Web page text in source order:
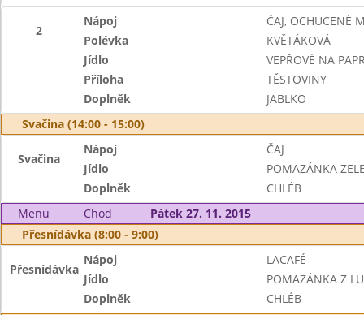
2
Nápoj
ČAJ, OCHUCENÉ
Polévka
KVĚTÁKOVÁ
Jídlo
VEPŘOVÉ NA
Příloha
TĚSTOVINY
Doplněk
JABLKO
Svačina (14:00 - 15:00)
Svačina
Nápoj
ČAJ
Jídlo
POMAZÁNKA
Doplněk
CHLÉB
Menu
Chod
Pátek 27. 11. 2015
Přesnídávka (8:00 - 9:00)
Přesnídávka
Nápoj
LACAFÉ
Jídlo
POMAZÁNKA Z
Doplněk
CHLÉB